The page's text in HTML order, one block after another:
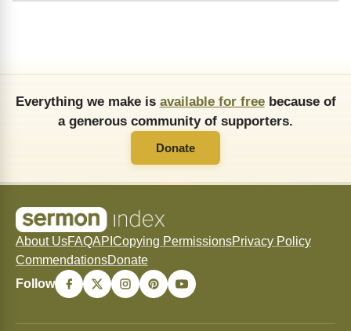
Everything we make is available for freebecause of
a generous community of supporters.
Donate
About UsFAQAPI Copying PermissionsPrivacy Policy
CommendationsDonate
Follow